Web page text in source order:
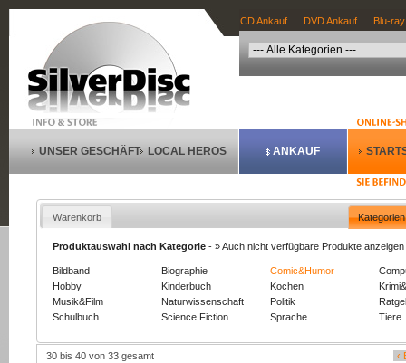
CD Ankauf DVD Ankauf Blu-
UNSER GESCHÄFT LOCAL HEROS ANKAUF
Warenkorb Kategorien
Produktauswahl nach Kategorie -» Auch nicht verfügbare Produkte anzeigen
Bildband Biographie Comic&Humor
Hobby
Kinderbuch Kochen
Musik&Film
Naturwissenschaft Politik
Schulbuch
Science Fiction Sprache Tiere
30 bis 40 von 33 gesamt ‹